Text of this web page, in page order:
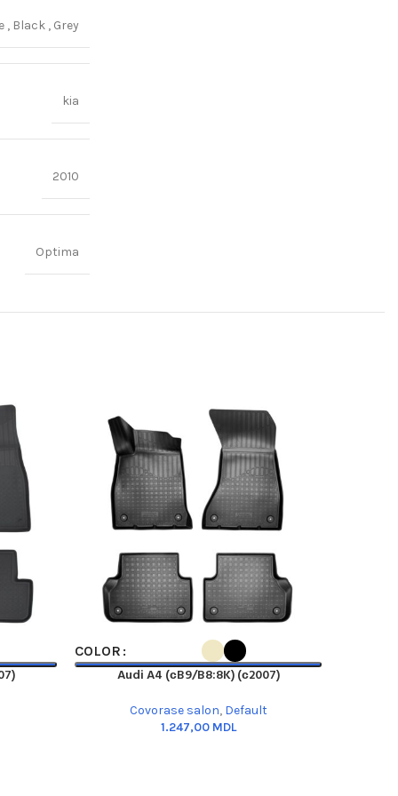
, Black , Grey
kia
2010
Optima
SELECT OPTIONS
COLOR
Audi A4 (сB9/B8:8K) (с2007)
Covorase salon, Default
MDL